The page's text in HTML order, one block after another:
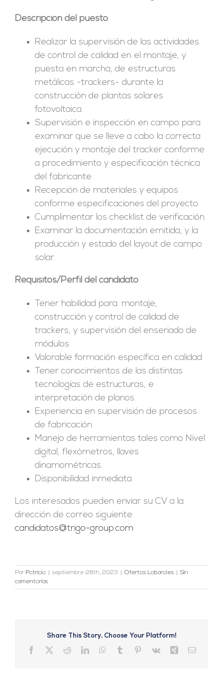
Descripción del puesto
Realizar la supervisión de las actividades
de control de calidad en el montaje, y
puesta en marcha, de estructuras
metálicas -trackers- durante la
construcción de plantas solares
fotovoltaica.
Supervisión e inspección en campo para
examinar que se lleve a cabo la correcta
ejecución y montaje del tracker conforme
a procedimiento y especificación técnica
del fabricante.
Recepción de materiales y equipos
conforme especificaciones del proyecto.
Cumplimentar los checklist de verificación.
Examinar la documentación emitida, y la
producción y estado del layout de campo
solar.
Requisitos/Perfil del candidato
Tener habilidad para: montaje,
construcción y control de calidad de
trackers, y supervisión del enseriado de
módulos.
Valorable formación específica en calidad.
Tener conocimientos de las distintas
tecnologías de estructuras, e
interpretación de planos.
Experiencia en supervisión de procesos
de fabricación.
Manejo de herramientas tales como Nivel
digital, flexómetros, llaves
dinamométricas.
Disponibilidad inmediata.
Los interesados pueden enviar su CV a la
dirección de correo siguiente:
candidatos@trigo-group.com
Por Patricia septiembre 28th, 2023 Ofertas Laborales
Sin
comentarios
Share This Story, Choose Your Platform!
Facebook RedditLinkedInWhatsApp
Tumblr Pinterest
Vk Xing Correo